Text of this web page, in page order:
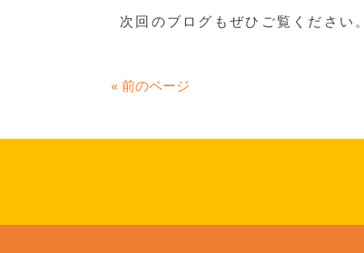
次回のブログもぜひご覧ください。
« 前のページ